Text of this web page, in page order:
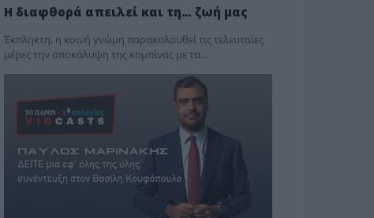
Η διαφθορά απειλεί και τη… ζωή μας
Έκπληκτη, η κοινή γνώμη παρακολουθεί τις τελευταίες
μέρες την αποκάλυψη της κο­μπίνας με τα…